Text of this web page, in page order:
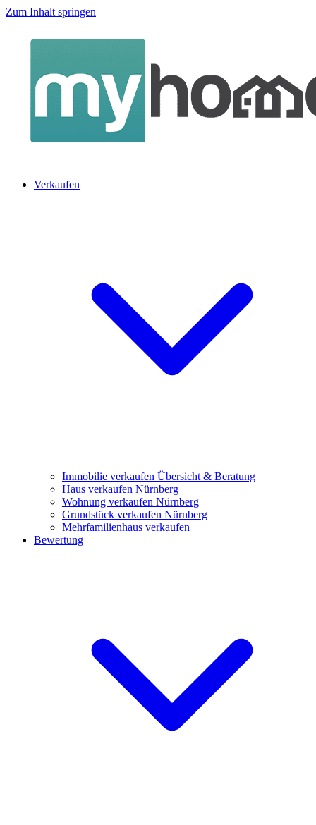
Zum Inhalt springen
Verkaufen
Immobilie verkaufen Übersicht & Beratung
Haus verkaufen Nürnberg
Wohnung verkaufen Nürnberg
Grundstück verkaufen Nürnberg
Mehrfamilienhaus verkaufen
Bewertung